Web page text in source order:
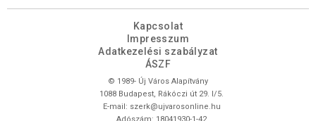
Kapcsolat
Impresszum
Adatkezelési szabályzat
ÁSZF
© 1989- Új Város Alapítvány
1088 Budapest, Rákóczi út 29. I/5.
E-mail: szerk@ujvarosonline.hu